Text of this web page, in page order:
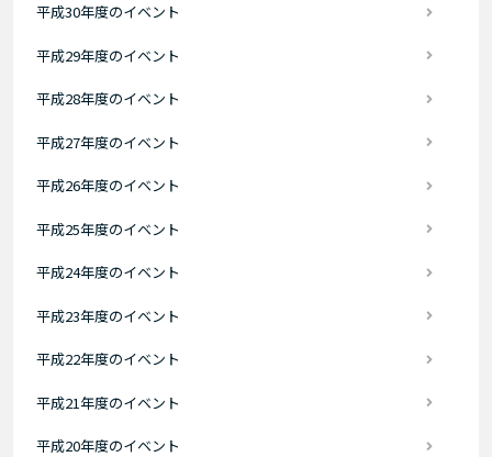
平成30年度のイベント
平成29年度のイベント
平成28年度のイベント
平成27年度のイベント
平成26年度のイベント
平成25年度のイベント
平成24年度のイベント
平成23年度のイベント
平成22年度のイベント
平成21年度のイベント
平成20年度のイベント